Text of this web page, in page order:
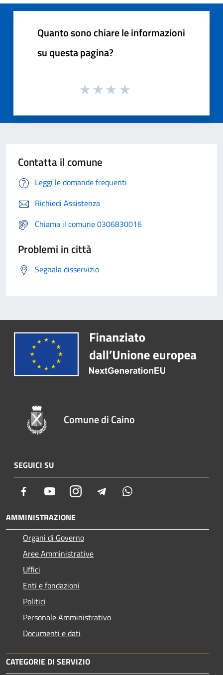
Quanto sono chiare le informazioni
su questa pagina?
Contatta il comune
Leggi le domande frequenti
Richiedi Assistenza
Chiama il comune 0306830016
Problemi in città
Segnala disservizio
Comune di Caino
SEGUICI SU
Facebook YoutubeInstagram Telegram
AMMINISTRAZIONE
Organi di Governo
Aree Amministrative
Uffici
Enti e fondazioni
Politici
Personale Amministrativo
Documenti e dati
CATEGORIE DI SERVIZIO